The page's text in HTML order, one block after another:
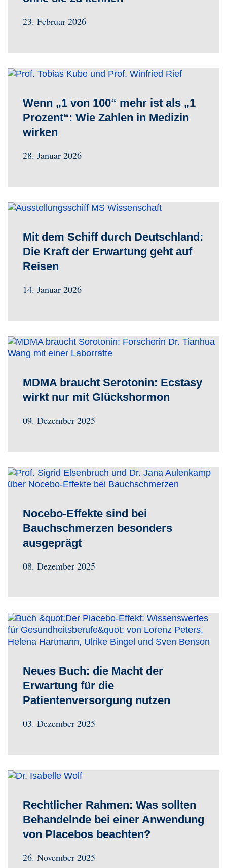
23. Februar 2026
Wenn „1 von 100“ mehr ist als „1
Prozent“: Wie Zahlen in Medizin
wirken
28. Januar 2026
Mit dem Schiff durch Deutschland:
Die Kraft der Erwartung geht auf
Reisen
14. Januar 2026
MDMA braucht Serotonin: Ecstasy
wirkt nur mit Glückshormon
09. Dezember 2025
Nocebo-Effekte sind bei
Bauchschmerzen besonders
ausgeprägt
08. Dezember 2025
Neues Buch: die Macht der
Erwartung für die
Patientenversorgung nutzen
03. Dezember 2025
Rechtlicher Rahmen: Was sollten
Behandelnde bei einer Anwendung
von Placebos beachten?
26. November 2025